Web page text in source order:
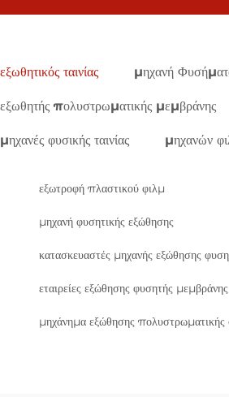
εξωθητικός ταινίας μηχανή
εξωθητής πολυστρωματικής μεμβράνης
μηχανές φυσικής ταινίας μηχανών
εξωτροφή πλαστικού φιλμ
μηχανή φυσητικής εξώθησης
κατασκευαστές μηχανής εξώθησης
εταιρείες εξώθησης φυσητής μεμβράνης
μηχάνημα εξώθησης πολυστρωματικής